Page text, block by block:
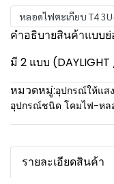
หลอดไฟตะเกียบ T4
คำอธิบายสินค้าแบบย่
มี 2 แบบ
หมวดหมู่:อุปกรณ์ให้แส
อุปกรณ์ชนิด โคมไฟ-หล
รายละเอียดสินค้า